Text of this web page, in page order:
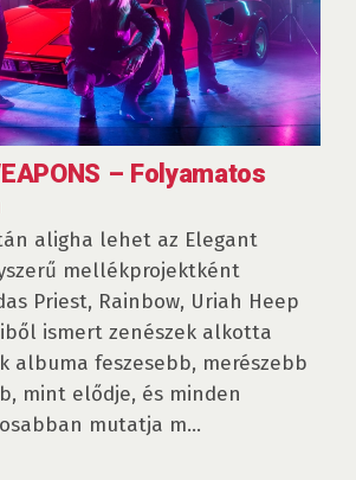
– Folyamatos
aligha lehet az Elegant
mellékprojektként
Priest, Rainbow, Uriah Heep
ismert zenészek alkotta
albuma feszesebb, merészebb
mint elődje, és minden
mutatja m...